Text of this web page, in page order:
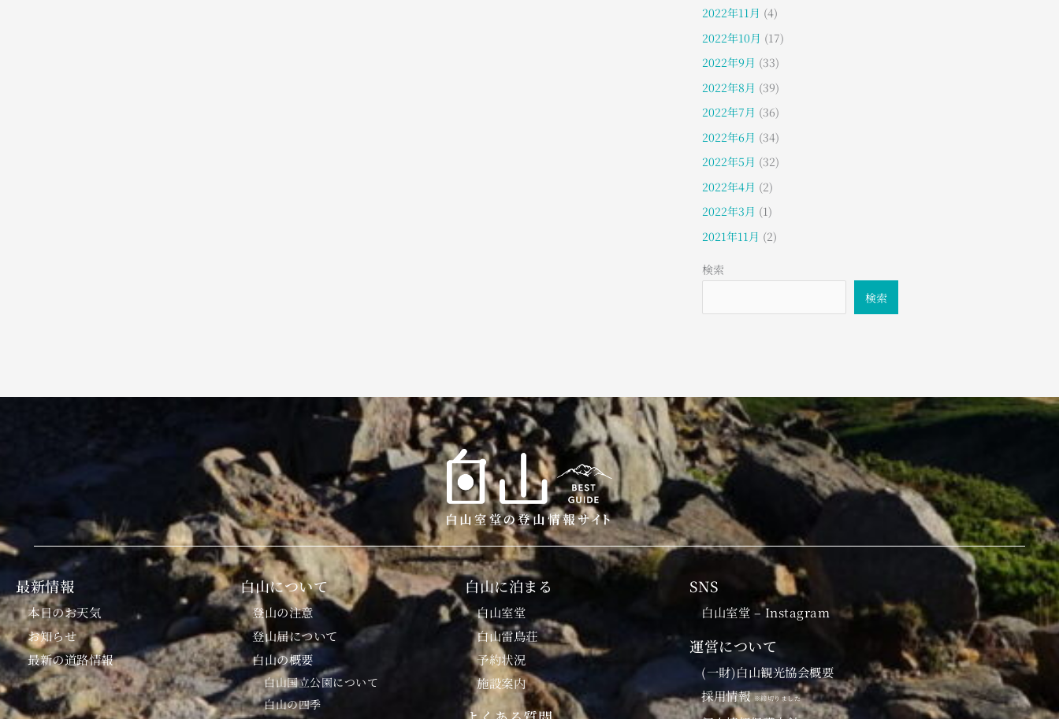
2022年11月 (4)
2022年10月 (17)
2022年9月 (33)
2022年8月 (39)
2022年7月 (36)
2022年6月 (34)
2022年5月 (32)
2022年4月 (2)
2022年3月 (1)
2021年11月 (2)
検索
検索
最新情報
本日のお天気
お知らせ
最新の道路情報
白山について
登山の注意
登山届について
白山の概要
白山国立公園について
白山の四季
白山に泊まる
白山室堂
白山雷鳥荘
予約状況
施設案内
SNS
白山室堂 – Instagram
運営について
(一財)白山観光協会概要
採用情報※締切りました